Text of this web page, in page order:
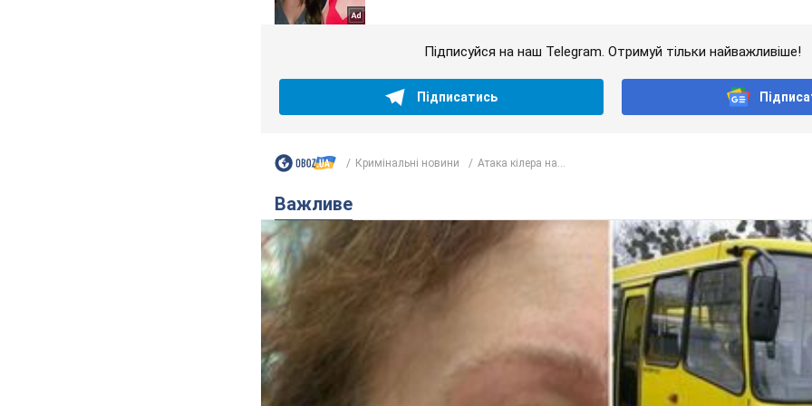
Підписуйся на наш Telegram. Отримуй тільки найважливіше!
Підписатись
Кримінальні новини Атака кілера на...
Важливе